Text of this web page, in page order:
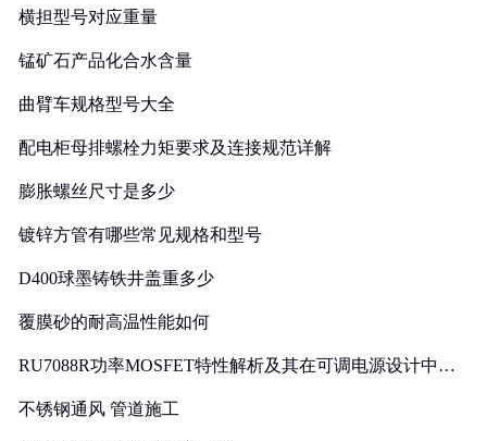
横担型号对应重量
锰矿石产品化合水含量
曲臂车规格型号大全
配电柜母排螺栓力矩要求及连接规范详解
膨胀螺丝尺寸是多少
镀锌方管有哪些常见规格和型号
D400球墨铸铁井盖重多少
覆膜砂的耐高温性能如何
RU7088R功率MOSFET特性解析及其在可调电源设计中的
不锈钢通风 管道施工